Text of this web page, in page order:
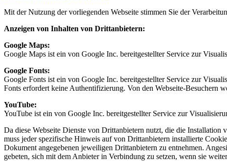
Mit der Nutzung der vorliegenden Webseite stimmen Sie der
Anzeigen von Inhalten von Drittanbietern:
Google Maps:
Google Maps ist ein von Google Inc. bereitgestellter Service zur
Google Fonts:
Google Fonts ist ein von Google Inc. bereitgestellter Service zur
Fonts erfordert keine Authentifizierung. Von den Webseite-Besuchern
YouTube:
YouTube ist ein von Google Inc. bereitgestellter Service zur
Da diese Webseite Dienste von Drittanbietern nutzt, die die
muss jeder spezifische Hinweis auf von Drittanbietern installierte
Dokument angegebenen jeweiligen Drittanbietern zu entnehmen.
gebeten, sich mit dem Anbieter in Verbindung zu setzen, wenn sie